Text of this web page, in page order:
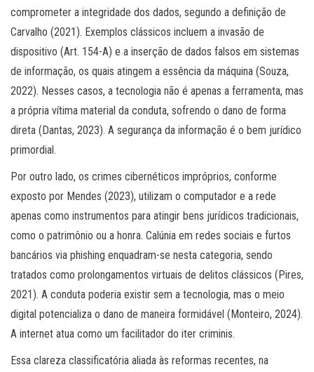
comprometer a integridade dos dados, segundo a definição de
Carvalho (2021). Exemplos clássicos incluem a invasão de
dispositivo (Art. 154-A) e a inserção de dados falsos em sistemas
de informação, os quais atingem a essência da máquina (Souza,
2022). Nesses casos, a tecnologia não é apenas a ferramenta, mas
a própria vítima material da conduta, sofrendo o dano de forma
direta (Dantas, 2023). A segurança da informação é o bem jurídico
primordial.
Por outro lado, os crimes cibernéticos impróprios, conforme
exposto por Mendes (2023), utilizam o computador e a rede
apenas como instrumentos para atingir bens jurídicos tradicionais,
como o patrimônio ou a honra. Calúnia em redes sociais e furtos
bancários via phishing enquadram-se nesta categoria, sendo
tratados como prolongamentos virtuais de delitos clássicos (Pires,
2021). A conduta poderia existir sem a tecnologia, mas o meio
digital potencializa o dano de maneira formidável (Monteiro, 2024).
A internet atua como um facilitador do iter criminis.
Essa clareza classificatória aliada às reformas recentes, na